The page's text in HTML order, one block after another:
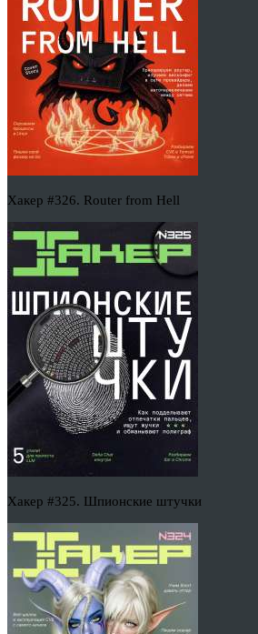
Хакер #326. Router from Hell
Хакер #325. Шпионские штучки